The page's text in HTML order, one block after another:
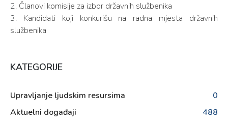
2. Članovi komisije za izbor državnih službenika
3. Kandidati koji konkurišu na radna mjesta državnih
službenika
KATEGORIJE
Upravljanje ljudskim resursima
0
Aktuelni događaji
488